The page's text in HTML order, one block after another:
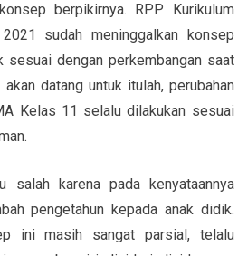
berpikirnya. RPP Kurikulum
sudah meninggalkan konsep
sesuai dengan perkembangan saat
datang untuk itulah, perubahan
Kelas 11 selalu dilakukan sesuai
salah karena pada kenyataannya
pengetahun kepada anak didik.
ini masih sangat parsial, telalu